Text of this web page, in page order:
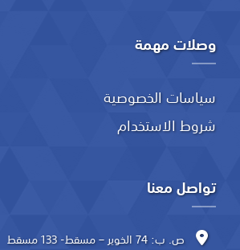
وصلات مهمة
سياسات الخصوصية
شروط الاستخدام
تواصل معنا
ص. ب: 74 الخوير – مسقط- 133 مسقط